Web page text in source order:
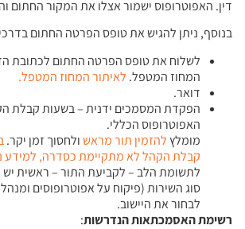
דין. האפוטרופוס ישמור אצלו את המקור החתום
בנוסף, ניתן להגיש את טופס הפרטה החתום
לשלוח את טופס הפרטה החתום לכתובת
המחוז המטפל. לאיתור המחוז המטפל.
דואר.
הפקדת המסמכים ידנית – בשעות קבלת
האפוטרופוס הכללי.
מומלץ להזמין תור מראשולחסוך זמן יקר.
קבלת הקהל לא מתקיימת כסדרה, למידע
לתשומת הלב – לקביעת התור – ראשית
סוג השירות (פיקוח על אפוטרופוסים
לבחור את היישוב.
רשימת האסמכתאות הנדרשות: